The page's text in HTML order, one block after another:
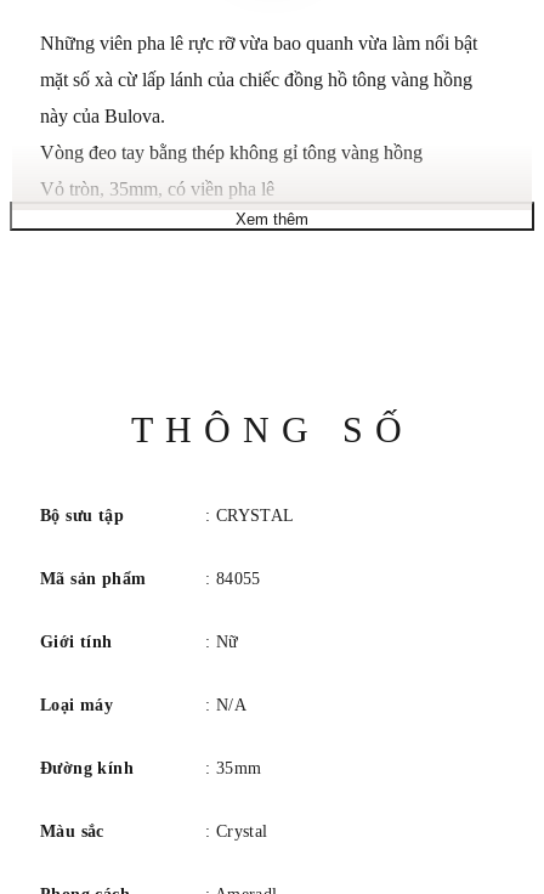
Những viên pha lê rực rỡ vừa bao quanh vừa làm nổi bật
mặt số xà cừ lấp lánh của chiếc đồng hồ tông vàng hồng
này của Bulova.
Vòng đeo tay bằng thép không gỉ tông vàng hồng
Vỏ tròn, 35mm, có viền pha lê
Mặt số đa chức năng khảm xà cừ với các vạch pha lê, chữ
Xem thêm
THÔNG SỐ
Bộ sưu tập : CRYSTAL
Mã sản phẩm : 84055
Giới tính : Nữ
Loại máy : N/A
Đường kính : 35mm
Màu sắc : Crystal